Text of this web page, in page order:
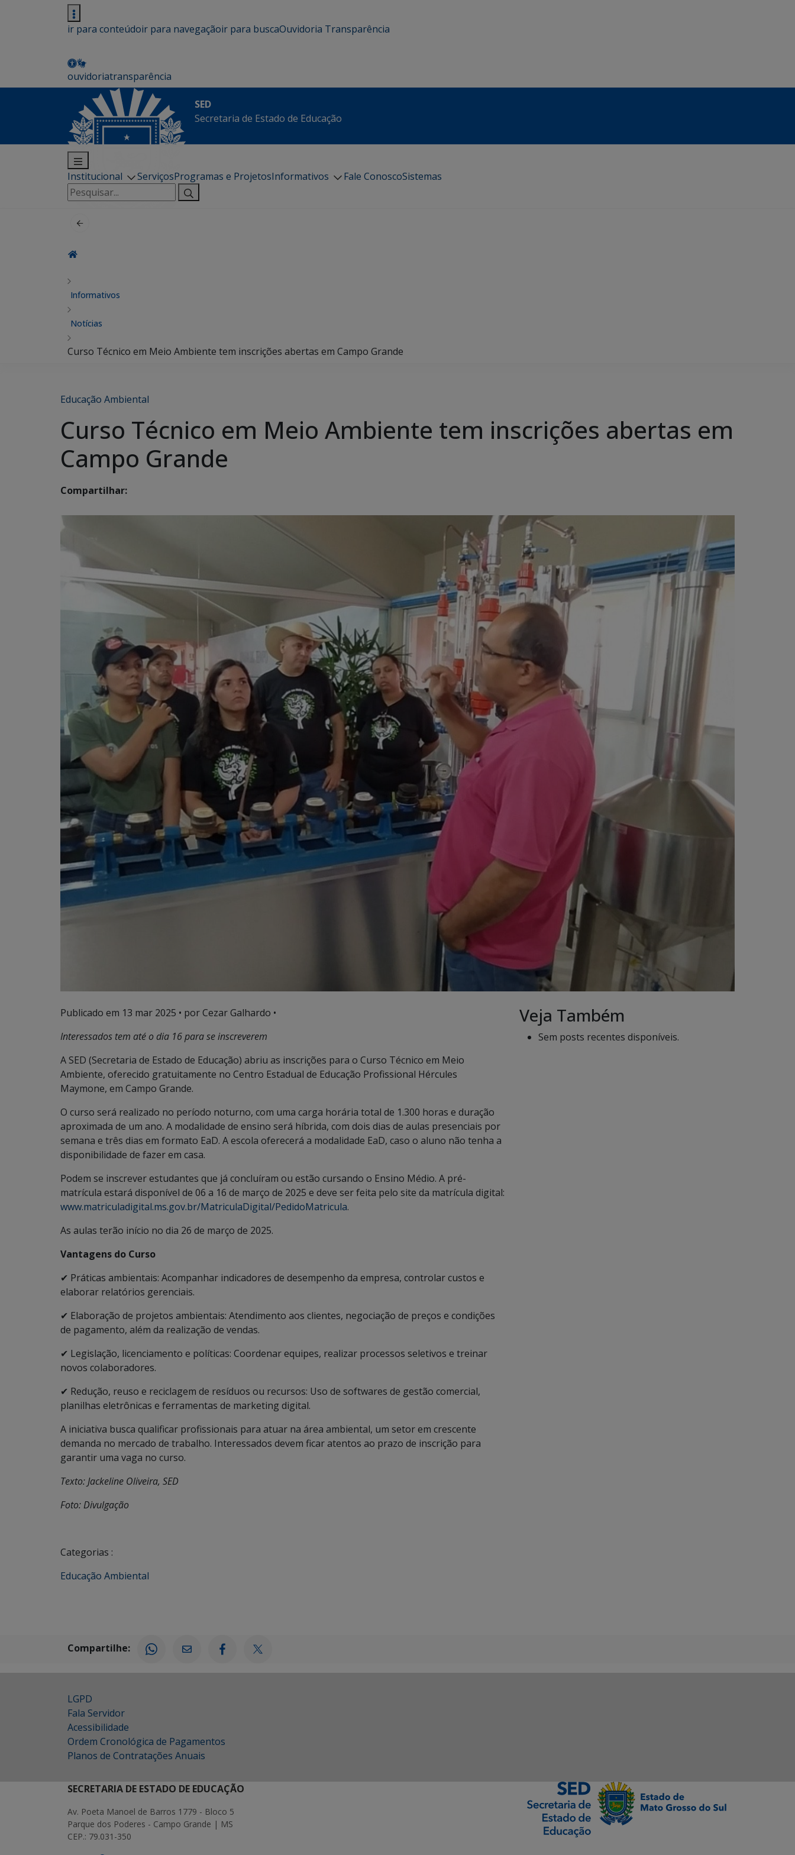
ir para conteúdoir para navegaçãoir para buscaOuvidoria Transparência
ouvidoriatransparência
SED
Secretaria de Estado de Educação
Institucional ServiçosProgramas e ProjetosInformativos Fale ConoscoSistemas
Pesquisar
por:
Informativos
Notícias
Curso Técnico em Meio Ambiente tem inscrições abertas em Campo Grande
Educação Ambiental
Curso Técnico em Meio Ambiente tem inscrições abertas em
Campo Grande
Compartilhar:
Publicado em 13 mar 2025 • por Cezar Galhardo •
Interessados tem até o dia 16 para se inscreverem
A SED (Secretaria de Estado de Educação) abriu as inscrições para o Curso Técnico em Meio
Ambiente, oferecido gratuitamente no Centro Estadual de Educação Profissional Hércules
Maymone, em Campo Grande.
O curso será realizado no período noturno, com uma carga horária total de 1.300 horas e duração
aproximada de um ano. A modalidade de ensino será híbrida, com dois dias de aulas presenciais por
semana e três dias em formato EaD. A escola oferecerá a modalidade EaD, caso o aluno não tenha a
disponibilidade de fazer em casa.
Podem se inscrever estudantes que já concluíram ou estão cursando o Ensino Médio. A pré-
matrícula estará disponível de 06 a 16 de março de 2025 e deve ser feita pelo site da matrícula digital:
www.matriculadigital.ms.gov.br/MatriculaDigital/PedidoMatricula.
As aulas terão início no dia 26 de março de 2025.
Vantagens do Curso
✔ Práticas ambientais: Acompanhar indicadores de desempenho da empresa, controlar custos e
elaborar relatórios gerenciais.
✔ Elaboração de projetos ambientais: Atendimento aos clientes, negociação de preços e condições
de pagamento, além da realização de vendas.
✔ Legislação, licenciamento e políticas: Coordenar equipes, realizar processos seletivos e treinar
novos colaboradores.
✔ Redução, reuso e reciclagem de resíduos ou recursos: Uso de softwares de gestão comercial,
planilhas eletrônicas e ferramentas de marketing digital.
A iniciativa busca qualificar profissionais para atuar na área ambiental, um setor em crescente
demanda no mercado de trabalho. Interessados devem ficar atentos ao prazo de inscrição para
garantir uma vaga no curso.
Texto: Jackeline Oliveira, SED
Foto: Divulgação
Categorias :
Educação Ambiental
Veja Também
Sem posts recentes disponíveis.
Compartilhe:
LGPD
Fala Servidor
Acessibilidade
Ordem Cronológica de Pagamentos
Planos de Contratações Anuais
SECRETARIA DE ESTADO DE EDUCAÇÃO
Av. Poeta Manoel de Barros 1779 - Bloco 5
Parque dos Poderes - Campo Grande | MS
CEP.: 79.031-350